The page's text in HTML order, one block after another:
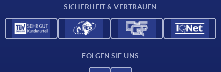
SICHERHEIT & VERTRAUEN
FOLGEN SIE UNS